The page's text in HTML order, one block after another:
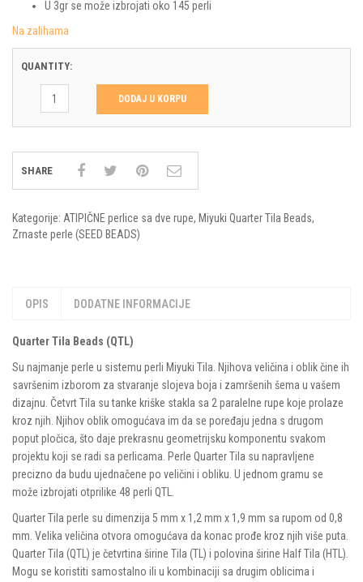
U 3gr se može izbrojati oko 145 perli
Na zalihama
QUANTITY:
DODAJ U KORPU
SHARE
Kategorije: ATIPIČNE perlice sa dve rupe, Miyuki Quarter Tila Beads,
Zrnaste perle (SEED BEADS)
OPIS DODATNE INFORMACIJE
Quarter Tila Beads (QTL)
Su najmanje perle u sistemu perli Miyuki Tila. Njihova veličina i oblik čine ih
savršenim izborom za stvaranje slojeva boja i zamršenih šema u vašem
dizajnu. Četvrt Tila su tanke kriške stakla sa 2 paralelne rupe koje prolaze
kroz njih. Njihov oblik omogućava im da se poređaju jedna s drugom
poput pločica, što daje prekrasnu geometrijsku komponentu svakom
projektu koji se radi sa perlicama. Perle Quarter Tila su napravljene
precizno da budu ujednačene po veličini i obliku. U jednom gramu se
može izbrojati otprilike 48 perli QTL.
Quarter Tila perle su dimenzija 5 mm x 1,2 mm x 1,9 mm sa rupom od 0,8
mm. Velika veličina otvora omogućava da konac prođe kroz njih više puta.
Quarter Tila (QTL) je četvrtina širine Tila (TL) i polovina širine Half Tila (HTL).
Mogu se koristiti samostalno ili u kombinaciji sa drugim oblicima i